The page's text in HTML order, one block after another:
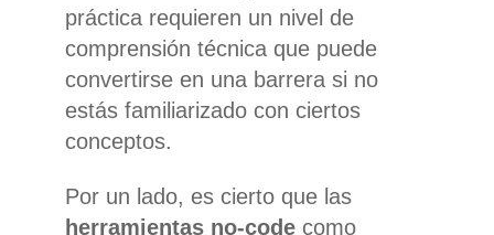
práctica requieren un nivel de
comprensión técnica que puede
convertirse en una barrera si no
estás familiarizado con ciertos
conceptos.
Por un lado, es cierto que las
herramientas no-code como